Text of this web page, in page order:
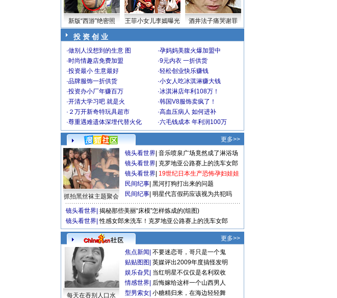
新版“西游”绝密照 王菲小女儿李嫣曝光 酒井法子痛哭谢罪
投 资 创 业
·做别人没想到的生意 图 ·孕妈妈美腹火爆加盟中
·时尚情趣店免费加盟 ·9元内衣 一折供货
·投资最小 生意最好 ·轻松创业快乐赚钱
·品牌服饰一折供货 ·小女人吃冰淇淋赚大钱
·投资办小厂年赚百万 ·冰淇淋店年利108万！
·开清大学习吧 就是火 ·韩国V8服饰卖疯了！
· ２万开新奇特玩具超市 ·高血压病人 如何进补
·尊重遇难遗体深埋代替火化 ·六毛钱成本 年利润100万
更多>>
抓拍黑丝袜主题聚会
镜头看世界 音乐喷泉广场竟然成了淋浴场
镜头看世界 克罗地亚公路赛上的洗车女郎
镜头看世界 19世纪日本生产恐怖孕妇娃娃
民间纪事 黑河打狗打出来的问题
民间纪事 明星代言假药应该视为共犯吗
镜头看世界 揭秘那些美丽“床模”怎样炼成的(组图)
镜头看世界 性感女郎来洗车！克罗地亚公路赛上的洗车女郎
更多>>
每天在吞别人口水
焦点新闻 不要迷恋哥，哥只是一个鬼
贴贴图图 英媒评出2009年度搞怪发明
娱乐旮旯 当红明星不仅仅是名利双收
情感世界 后悔嫁给这样一个山西男人
型男索女 小糖精归来，在海边轻轻舞